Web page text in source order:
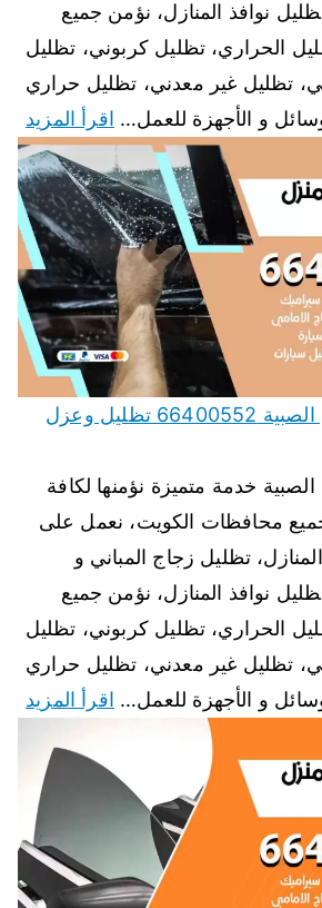
نوافذ المنازل، نؤمن جميع
الحراري، تظليل كربوني، تظليل
تظليل غير معدني، تظليل حراري
اقرأ المزيد
تظليل زجاج المنزل الصبية 66400552 تظليل وعزل
خدمة متميزة نؤمنها لكافة
جميع محافظات الكويت، نعمل على
تظليل زجاج المباني و
نوافذ المنازل، نؤمن جميع
الحراري، تظليل كربوني، تظليل
تظليل غير معدني، تظليل حراري
اقرأ المزيد